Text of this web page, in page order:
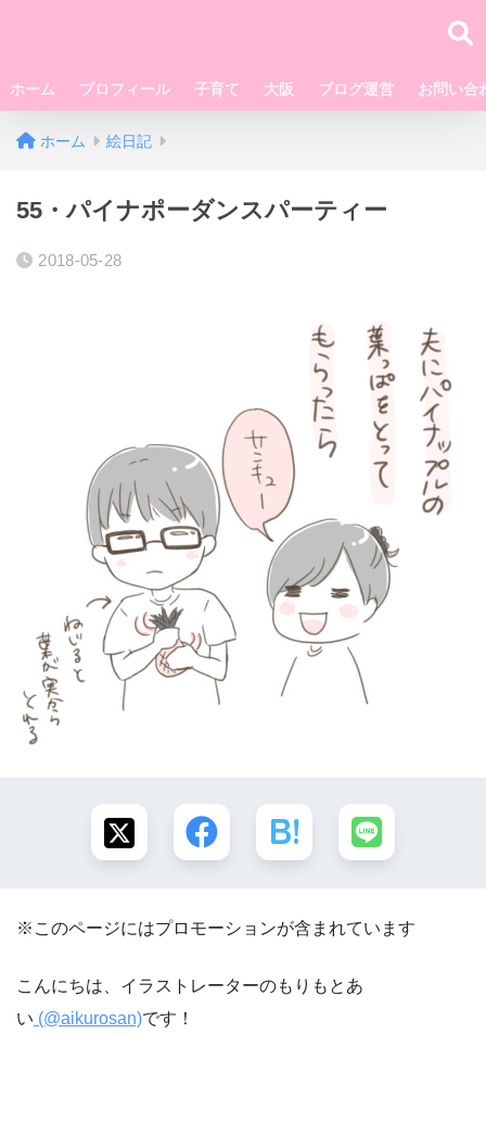
ホーム プロフィール 子育て 大阪 ブログ運営 お問い合
ホーム 絵日記
55・パイナポーダンスパーティー
2018-05-28
※このページにはプロモーションが含まれています
こんにちは、イラストレーターのもりもとあ
い (@aikurosan)です！